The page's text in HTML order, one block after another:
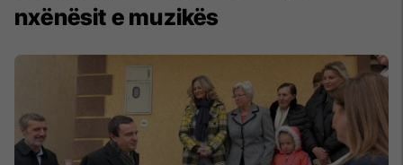
nxënësit e muzikës